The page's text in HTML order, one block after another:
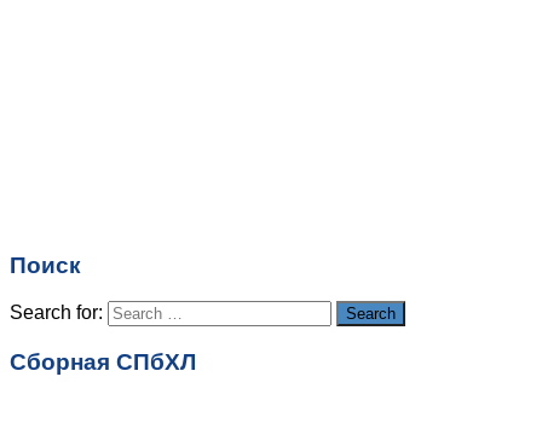
Поиск
Search for: Search
Сборная СПбХЛ